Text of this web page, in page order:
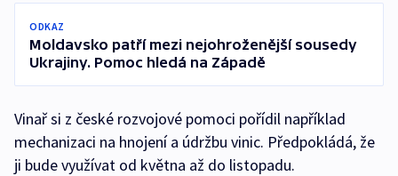
ODKAZ
Moldavsko patří mezi nejohroženější sousedy
Ukrajiny. Pomoc hledá na Západě
Vinař si z české rozvojové pomoci pořídil například
mechanizaci na hnojení a údržbu vinic. Předpokládá, že
ji bude využívat od května až do listopadu.